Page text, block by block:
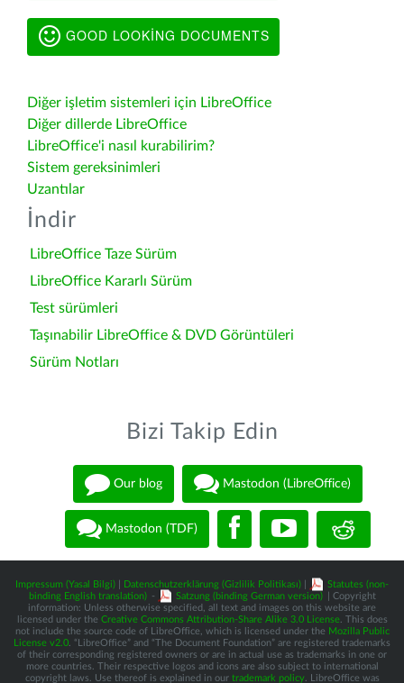
GOOD LOOKING DOCUMENTS
Diğer işletim sistemleri için LibreOffice
Diğer dillerde LibreOffice
LibreOffice'i nasıl kurabilirim?
Sistem gereksinimleri
Uzantılar
İndir
LibreOffice Taze Sürüm
LibreOffice Kararlı Sürüm
Test sürümleri
Taşınabilir LibreOffice & DVD Görüntüleri
Sürüm Notları
Bizi Takip Edin
Our blog Mastodon (LibreOffice)
Mastodon (TDF)
Impressum (Yasal Bilgi) Datenschutzerklärung (Gizlilik Politikası)
Statutes (non-
binding English translation) - Satzung (binding German version)
| Copyright
information: Unless otherwise specified, all text and images on this website are
licensed under the Creative Commons Attribution-Share Alike 3.0 License. This does
not include the source code of LibreOffice, which is licensed under the Mozilla Public
License v2.0 . “LibreOffice” and “The Document Foundation” are registered trademarks
of their corresponding registered owners or are in actual use as trademarks in one or
more countries. Their respective logos and icons are also subject to international
copyright laws. Use thereof is explained in our trademark policy. LibreOffice was